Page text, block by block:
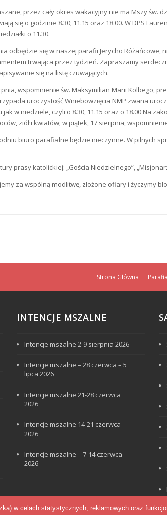
przez cały okres wakacyjny nie ma Mszy św.
się o godzinie 8.30; 11.15 oraz 18.00. W DPS
o 11.30.
odbędzie się w naszej parafii Jerycho Różańcowe,
trwająca przez tydzień. Zapraszamy
się na listę czuwających.
wspomnienie św. Maksymilian Marii Kolbego,
uroczystość Wniebowzięcia NMP zwana
jak w niedziele, czyli o 8.30, 11.15 oraz o 18.00 Na
ziół i kwiatów; w piątek, 17 sierpnia,
biuro parafialne będzie nieczynne. W pilnych
prasy katolickiej: „Gościa Niedzielnego”,
za wspólną modlitwę, złożone ofiary i życzymy
Strona Główna Parafia
INTENCJE MSZALNE
Intencje mszalne 2-9 sierpnia 2026
Intencje mszalne – 28 czerwca – 5
lipca 2026
Intencje mszalne 21-28 czerwca
2026
Intencje mszalne 14-21 czerwca
2026
Intencje mszalne – 7-14 czerwca
2026
w celach statystycznych, reklamowych oraz